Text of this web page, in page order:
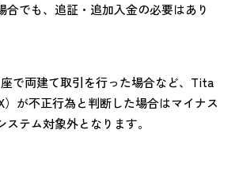
合でも、追証・追加入金の必要はあり
で両建て取引を行った場合など、Tita
）が不正行為と判断した場合はマイナス
テム対象外となります。